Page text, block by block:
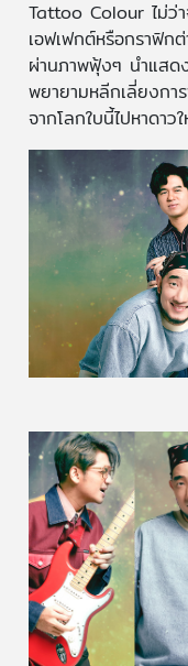
Tattoo Colour ไม่ว่
เอฟเฟกต์หรือกราฟิก
ผ่านภาพฟุ้งๆ นำแสด
พยายามหลีกเลี่ยงกา
จากโลกใบนี้ไปหาดา